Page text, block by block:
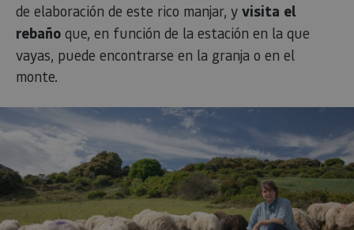
de elaboración de este rico manjar, y visita el
rebaño que, en función de la estación en la que
vayas, puede encontrarse en la granja o en el
monte.